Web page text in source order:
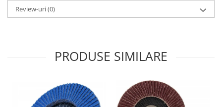
Review-uri(0)
PRODUSE SIMILARE